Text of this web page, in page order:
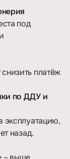
под
платёж
по ДДУ и
эксплуатацию,
назад.